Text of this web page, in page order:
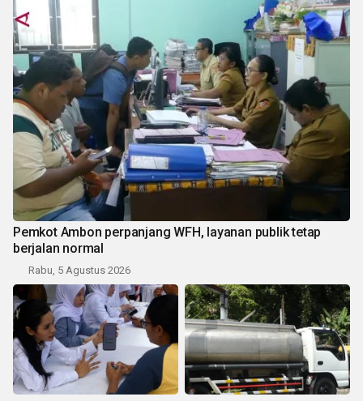
Pemkot Ambon perpanjang WFH, layanan publik tetap
berjalan normal
Rabu, 5 Agustus 2026